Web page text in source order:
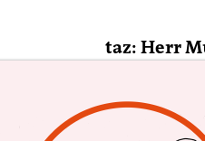
taz: Herr
Özcan